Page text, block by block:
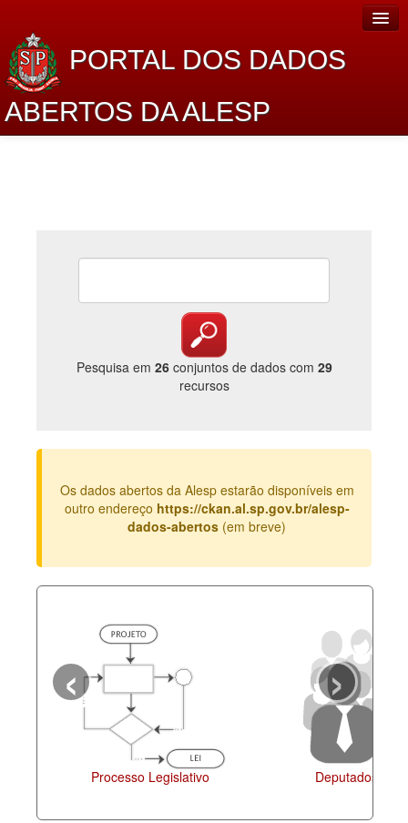
PORTAL DOS DADOS
ABERTOS DA ALESP
Lei de Acesso à Informação
Catálogo de dados
Legislação
Perguntas frequentes
Pesquisa em 26conjuntos de dados com 29
recursos
Os dados abertos da Alesp estarão disponíveis em
outro endereço https://ckan.al.sp.gov.br/alesp-
dados-abertos (em breve)
Processo Legislativo Deputados
‹ ›